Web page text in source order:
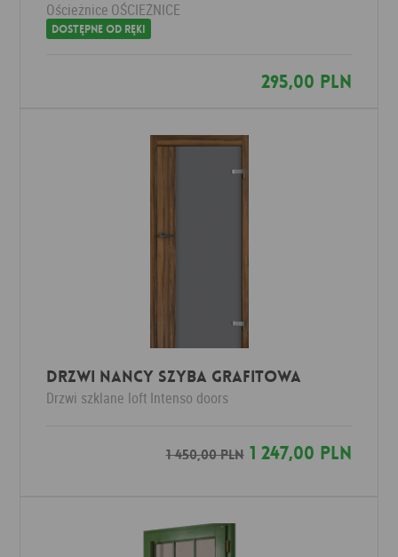
Ościeżnice OŚCIEŻNICE
Dostępne od ręki
295,00 PLN
DRZWI NANCY szyba grafitowa
Drzwi szklane loft Intenso doors
1 450,00 PLN1 247,00 PLN